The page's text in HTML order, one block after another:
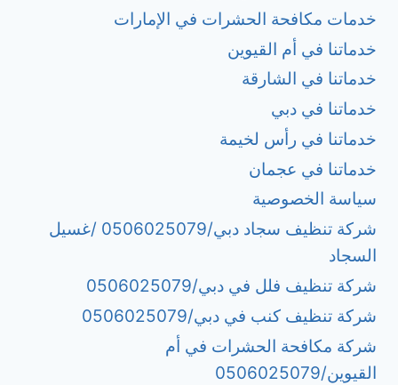
خدمات مكافحة الحشرات في الإمارات
خدماتنا في أم القيوين
خدماتنا في الشارقة
خدماتنا في دبي
خدماتنا في رأس لخيمة
خدماتنا في عجمان
سياسة الخصوصية
شركة تنظيف سجاد دبي/0506025079 /غسيل
السجاد
شركة تنظيف فلل في دبي/0506025079
شركة تنظيف كنب في دبي/0506025079
شركة مكافحة الحشرات في أم
القيوين/0506025079